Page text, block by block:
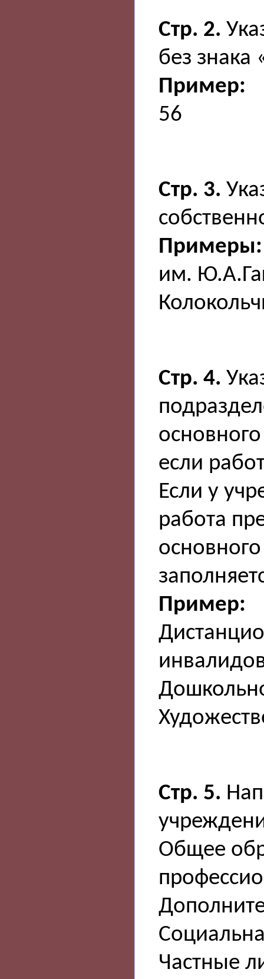
Стр. 2.
без
Пример:
56
Стр. 3.
Примеры:
им.
Стр. 4.
если
Если у
работа
Пример:
Стр. 5.
Общее
Частные